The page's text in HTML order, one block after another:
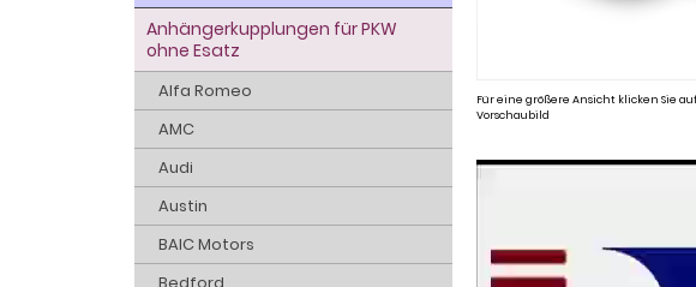
Für eine größere Ansicht klicken Sie
Vorschaubild
Anhängerkupplungen für PKW
ohne Esatz
Alfa Romeo
AMC
Audi
Austin
BAIC Motors